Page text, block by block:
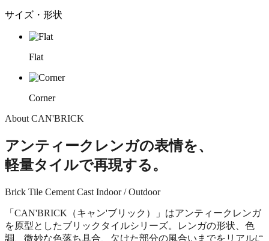
サイズ・形状
Flat
Corner
About CAN'BRICK
アンティークレンガの表情を、
軽量タイルで再現する。
Brick Tile Cement Cast Indoor / Outdoor
「CAN'BRICK（キャン'ブリック）」はアンティークレンガ
を原型としたブリックタイルシリーズ。レンガの形状、色
調、微妙な色落ち具合、欠けた部分の風合いまでをリアルに